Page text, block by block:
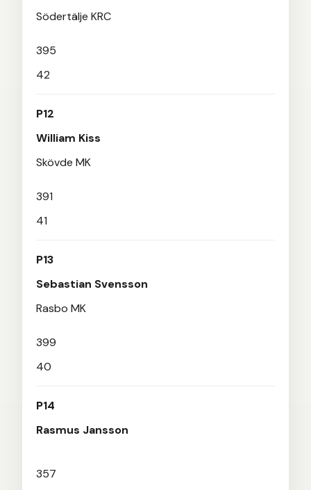
Södertälje KRC
395
42
P12
William Kiss
Skövde MK
391
41
P13
Sebastian Svensson
Rasbo MK
399
40
P14
Rasmus Jansson
357